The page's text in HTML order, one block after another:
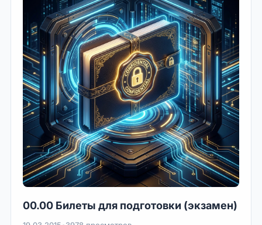
00.00 Билеты для подготовки (экзамен)